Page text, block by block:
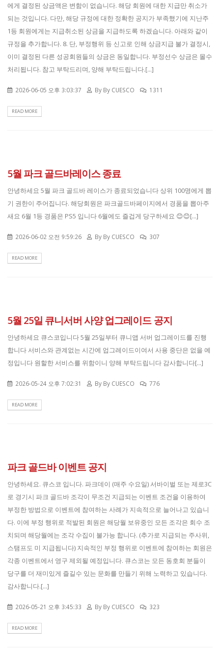
에게 결정된 상금액은 변함이 없습니다. 해당 회원에 대한 지급만 취소가
되는 것입니다. 다만, 해당 규정에 대한 정확한 공지가 부족했기에 지난주
1등 회원에게는 지급취소된 상금을 지급하도록 하겠습니다. 아래와 같이
규정을 추가합니다. 8. 단, 부정행위 등 신고로 인해 상금지급 불가 결정시,
이미 결정된 다른 성공회원들의 상금은 동일합니다. 부정선수 상금은 몰수
처리됩니다. 참고 부탁드리며, 양해 부탁드립니다.[...]
2026-06-05 오후 3:03:37 By By CUESCO 1311
READ MORE
5월 파크 골드바레이스 종료
안녕하세요 5월 파크 골드바 레이스가 종료되었습니다 상위 100명에게 뽑
기 권한이 주어집니다. 해당회원은 파크골드바페이지에서 경품을 뽑아주
새요 6월 1등 경품은 PS5 입니다 6월에도 즐겁게 당구하세요 😊😊[...]
2026-06-02 오전 9:59:26 By By CUESCO 307
READ MORE
5월 25일 큐니서버 사양 업그레이드 공지
안녕하세요 큐스코입니다 5월 25일부터 큐니앱 서버 업그레이드를 진행
합니다 서비스와 관계없는 시간에 업그레이드이여서 사용 중단은 없을 예
정입니다 원할한 서비스를 위함이니 양해 부탁드립니다 감사합니다[...]
2026-05-24 오후 7:02:31 By By CUESCO 776
READ MORE
파크 골드바 이벤트 공지
안녕하세요. 큐스코 입니다. 파크데이 (매주 수요일) 서바이벌 또는 제로3C
로 경기시 파크 골드바 조각이 무조건 지급되는 이벤트 조건을 이용하여
부정한 방법으로 이벤트에 참여하는 사례가 지속적으로 늘어나고 있습니
다. 이에 부정 행위로 적발된 회원은 해당월 보유중인 모든 조각은 회수 조
치되며 해당월에는 조각 수집이 불가능 합니다. (추가로 지급되는 주사위,
스탬프도 미 지급됩니다) 지속적인 부정 행위로 이벤트에 참여하는 회원은
각종 이벤트에서 영구 제외될 예정입니다. 큐스코는 모든 동호회 분들이
당구를 더 재미있게 즐길수 있는 문화를 만들기 위해 노력하고 있습니다.
감사합니다.[...]
2026-05-21 오후 3:45:33 By By CUESCO 323
READ MORE